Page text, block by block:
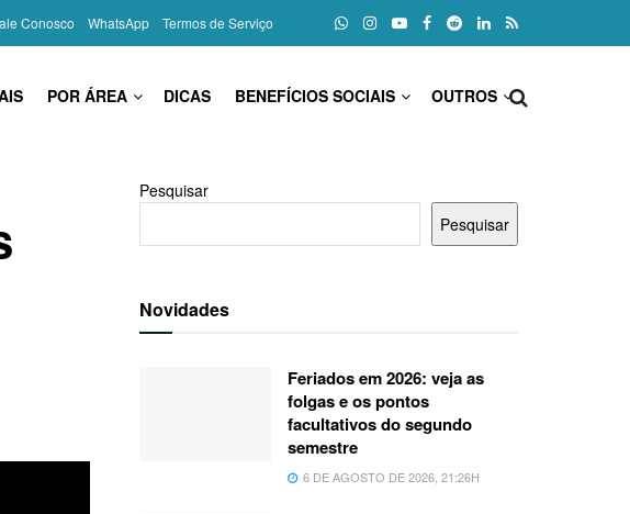
Conosco WhatsApp Termos de Serviço
POR ÁREA DICAS BENEFÍCIOS SOCIAIS OUTROS
Pesquisar
Pesquisar
Novidades
Feriados em 2026: veja as
folgas e os pontos
facultativos do segundo
semestre
6 DE AGOSTO DE 2026, 21:26H